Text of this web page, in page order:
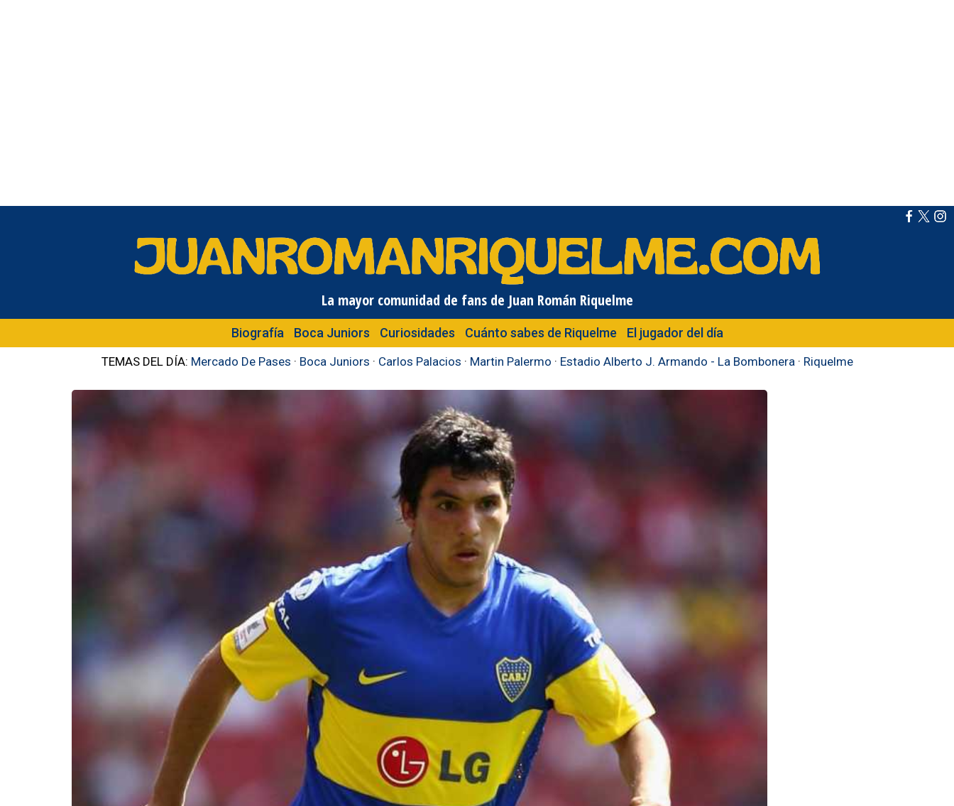
La mayor comunidad de fans de Juan Román Riquelme
Biografía Boca Juniors Curiosidades Cuánto sabes de Riquelme El jugador del día
TEMAS DEL DÍA: Mercado De Pases · Boca Juniors · Carlos Palacios · Martin Palermo · Estadio Alberto J. Armando - La Bombonera · Riquelme